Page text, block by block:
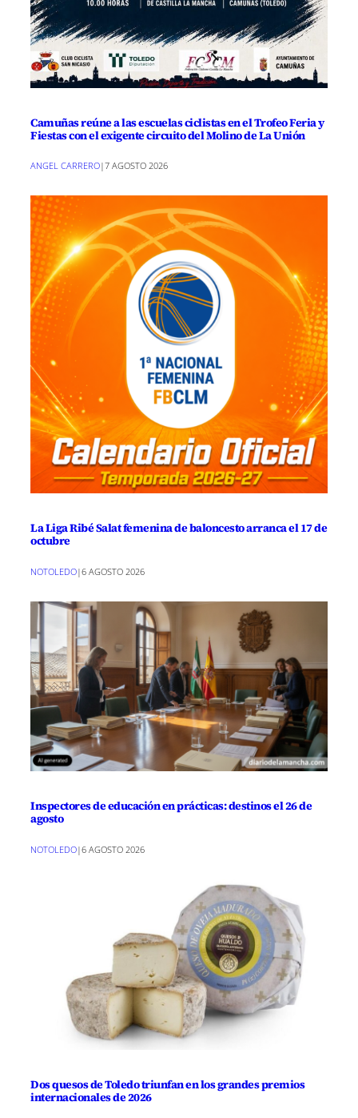
Camuñas reúne a las escuelas ciclistas en el Trofeo Feria y
Fiestas con el exigente circuito del Molino de La Unión
ANGEL CARRERO|7 AGOSTO 2026
La Liga Ribé Salat femenina de baloncesto arranca el 17 de
octubre
NOTOLEDO|6 AGOSTO 2026
Inspectores de educación en prácticas: destinos el 26 de
agosto
NOTOLEDO|6 AGOSTO 2026
Dos quesos de Toledo triunfan en los grandes premios
internacionales de 2026